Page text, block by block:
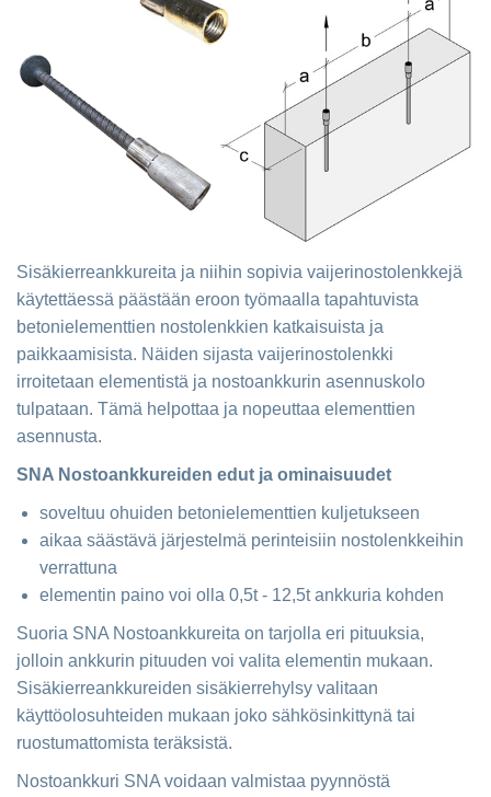
Sisäkierreankkureita ja niihin sopivia vaijerinostolenkkejä
käytettäessä päästään eroon työmaalla tapahtuvista
betonielementtien nostolenkkien katkaisuista ja
paikkaamisista. Näiden sijasta vaijerinostolenkki
irroitetaan elementistä ja nostoankkurin asennuskolo
tulpataan. Tämä helpottaa ja nopeuttaa elementtien
asennusta.
SNA Nostoankkureiden edut ja ominaisuudet
soveltuu ohuiden betonielementtien kuljetukseen
aikaa säästävä järjestelmä perinteisiin nostolenkkeihin
verrattuna
elementin paino voi olla 0,5t - 12,5t ankkuria kohden
Suoria SNA Nostoankkureita on tarjolla eri pituuksia,
jolloin ankkurin pituuden voi valita elementin mukaan.
Sisäkierreankkureiden sisäkierrehylsy valitaan
käyttöolosuhteiden mukaan joko sähkösinkittynä tai
ruostumattomista teräksistä.
Nostoankkuri SNA voidaan valmistaa pyynnöstä